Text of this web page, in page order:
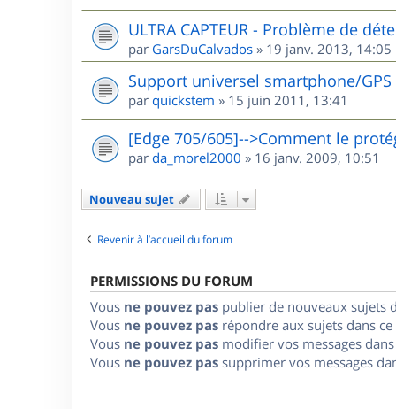
ULTRA CAPTEUR - Problème de
par GarsDuCalvados » 19 janv. 2013, 14:05
Support universel smartphone/GPS
par quickstem » 15 juin 2011, 13:41
[Edge 705/605]-->Comment le
par da_morel2000 » 16 janv. 2009, 10:51
Nouveau sujet
Revenir à l’accueil du forum
PERMISSIONS DU FORUM
Vous ne pouvez pas publier de nouveaux sujets
Vous ne pouvez pas répondre aux sujets dans
Vous ne pouvez pas modifier vos messages
Vous ne pouvez pas supprimer vos messages